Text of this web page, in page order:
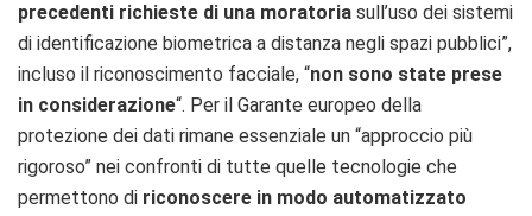
precedenti richieste di una moratoria sull’uso dei sistemi
di identificazione biometrica a distanza negli spazi pubblici”,
incluso il riconoscimento facciale, “non sono state prese
in considerazione“. Per il Garante europeo della
protezione dei dati rimane essenziale un “approccio più
rigoroso” nei confronti di tutte quelle tecnologie che
permettono di riconoscere in modo automatizzato